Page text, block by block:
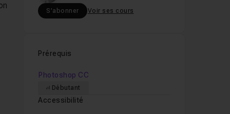
S'abonner Voir ses cours
Prérequis
Photoshop CC
Débutant
Accessibilité